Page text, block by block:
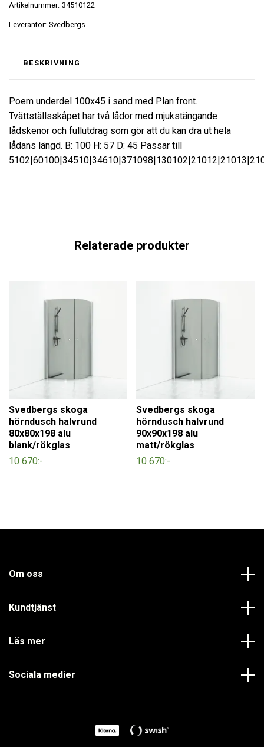
Artikelnummer: 34510122
Leverantör: Svedbergs
BESKRIVNING
Poem underdel 100x45 i sand med Plan front.
Tvättställsskåpet har två lådor med mjukstängande
lådskenor och fullutdrag som gör att du kan dra ut hela
lådans längd. B: 100 H: 57 D: 45 Passar till
Svedbergs skoga
hörndusch halvrund
80x80x198 alu
blank/rökglas
10 670:-
Svedbergs skoga
hörndusch halvrund
90x90x198 alu
matt/rökglas
10 670:-
Om oss
Kundtjänst
Läs mer
Sociala medier